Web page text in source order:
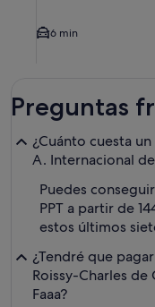
6 min
Preguntas
¿Cuánto cuesta
A. Internacional de
Puedes
PPT a partir de
estos últimos
¿Tendré que
Roissy-Charles
Faaa?